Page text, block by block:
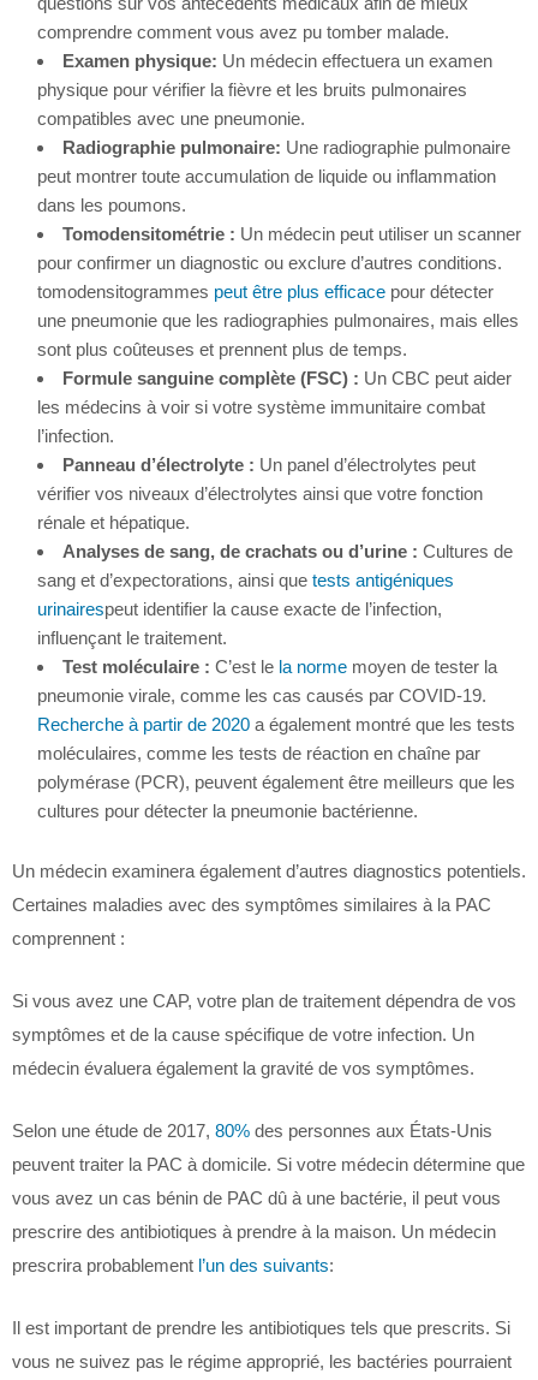
comprendre comment vous avez pu tomber malade.
Examen physique: Un médecin effectuera un examen
physique pour vérifier la fièvre et les bruits pulmonaires
compatibles avec une pneumonie.
Radiographie pulmonaire: Une radiographie pulmonaire
peut montrer toute accumulation de liquide ou inflammation
dans les poumons.
Tomodensitométrie : Un médecin peut utiliser un scanner
pour confirmer un diagnostic ou exclure d’autres conditions.
tomodensitogrammes peut être plus efficace pour détecter
une pneumonie que les radiographies pulmonaires, mais elles
sont plus coûteuses et prennent plus de temps.
Formule sanguine complète (FSC) : Un CBC peut aider
les médecins à voir si votre système immunitaire combat
l’infection.
Panneau d’électrolyte : Un panel d’électrolytes peut
vérifier vos niveaux d’électrolytes ainsi que votre fonction
rénale et hépatique.
Analyses de sang, de crachats ou d’urine : Cultures de
sang et d’expectorations, ainsi que tests antigéniques
urinairespeut identifier la cause exacte de l’infection,
influençant le traitement.
Test moléculaire : C’est le la norme moyen de tester la
pneumonie virale, comme les cas causés par COVID-19.
Recherche à partir de 2020 a également montré que les tests
moléculaires, comme les tests de réaction en chaîne par
polymérase (PCR), peuvent également être meilleurs que les
cultures pour détecter la pneumonie bactérienne.
Un médecin examinera également d’autres diagnostics potentiels.
Certaines maladies avec des symptômes similaires à la PAC
comprennent :
Si vous avez une CAP, votre plan de traitement dépendra de vos
symptômes et de la cause spécifique de votre infection. Un
médecin évaluera également la gravité de vos symptômes.
Selon une étude de 2017, 80% des personnes aux États-Unis
peuvent traiter la PAC à domicile. Si votre médecin détermine que
vous avez un cas bénin de PAC dû à une bactérie, il peut vous
prescrire des antibiotiques à prendre à la maison. Un médecin
prescrira probablement l’un des suivants:
Il est important de prendre les antibiotiques tels que prescrits. Si
vous ne suivez pas le régime approprié, les bactéries pourraient